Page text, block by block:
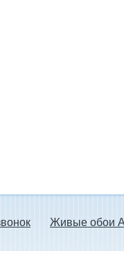
Живые обои